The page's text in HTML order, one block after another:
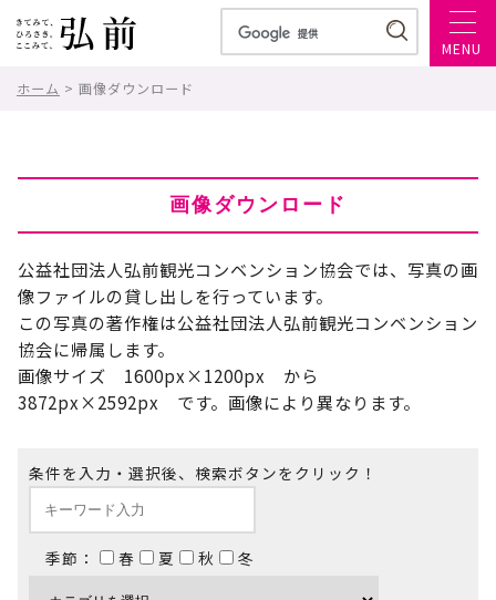
MENU
ホーム > 画像ダウンロード
画像ダウンロード
公益社団法人弘前観光コンベンション協会では、写真の画
像ファイルの貸し出しを行っています。
この写真の著作権は公益社団法人弘前観光コンベンション
協会に帰属します。
画像サイズ 1600px×1200px から
3872px×2592px です。画像により異なります。
条件を入力・選択後、検索ボタンをクリック！
季節： 春 夏 秋 冬